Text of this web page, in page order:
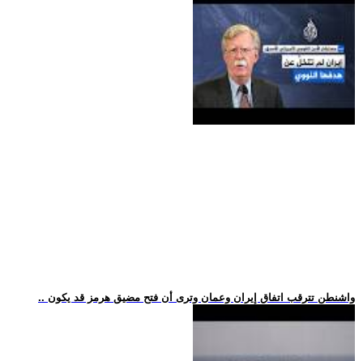
.. واشنطن تترقب اتفاق إيران وعمان وترى أن فتح مضيق هرمز قد يكون